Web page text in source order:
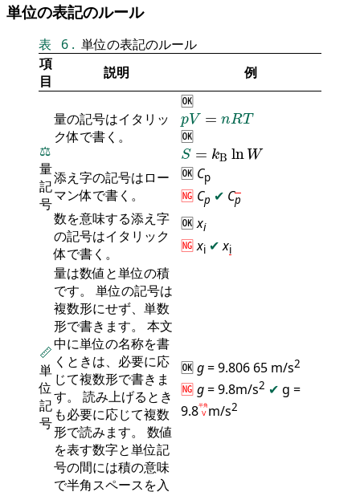
単位の表記のルール
表 6 . 単位の表記のルール
項
目
説明 例
⚖️
量
記
号
量の記号はイタリッ
ク体で書く。
🆗
pV = nRT
pV= RT
🆗
S = kB ln W
S= Bln W
添え字の記号はロー
マン体で書く。
🆗 Cp
🆖 Cp ✔ Cp
数を意味する添え字
の記号はイタリック
体で書く。
🆗xi
🆖xi ✔ xi
📏
単
位
記
号
量は数値と単位の積
です。 単位の記号は
複数形にせず、単数
形で書きます。 本文
中に単位の名称を書
くときは、必要に応
じて複数形で書きま
す。 読み上げるとき
も必要に応じて複数
形で読みます。 数値
を表す数字と単位記
号の間には積の意味
で半角スペースを入
🆗g= 9.806 65 m/s2
🆖g= 9.8m/s2 ✔ g =
9.8 Ⅴ
半角 m/s2